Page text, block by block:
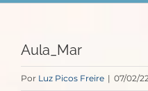
Aula_Mar
Por Luz Picos Freire | 07/02/